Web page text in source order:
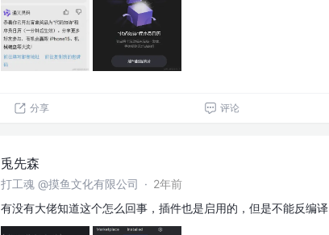
分享 评论
兎先森
打工魂 @摸鱼文化有限公司 · 2年前
有没有大佬知道这个怎么回事，插件也是启用的，但是不能反编译